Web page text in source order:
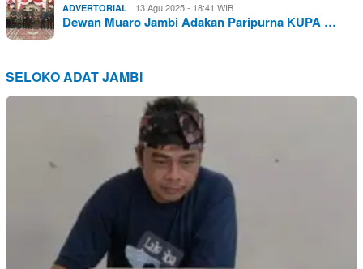
ADVERTORIAL 13 Agu 2025 - 18:41 WIB
Dewan Muaro Jambi Adakan Paripurna KUPA …
SELOKO ADAT JAMBI